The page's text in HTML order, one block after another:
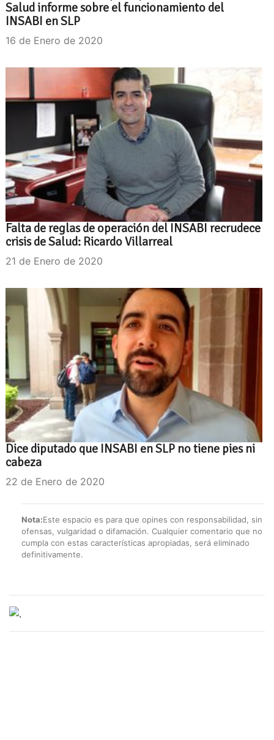
Salud informe sobre el funcionamiento del
INSABI en SLP
16 de Enero de 2020
Falta de reglas de operación del INSABI recrudece
crisis de Salud: Ricardo Villarreal
21 de Enero de 2020
Dice diputado que INSABI en SLP no tiene pies ni
cabeza
22 de Enero de 2020
Nota:Este espacio es para que opines con responsabilidad, sin
ofensas, vulgaridad o difamación. Cualquier comentario que no
cumpla con estas características apropiadas, será eliminado
definitivamente.